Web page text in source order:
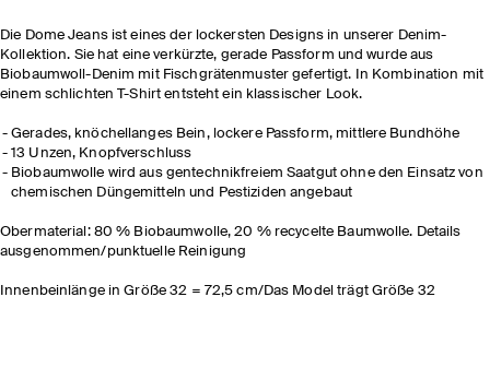
Die Dome Jeans ist eines der lockersten Designs in unserer Denim-
Kollektion. Sie hat eine verkürzte, gerade Passform und wurde aus
Biobaumwoll-Denim mit Fischgrätenmuster gefertigt. In Kombination mit
einem schlichten T-Shirt entsteht ein klassischer Look.
Gerades, knöchellanges Bein, lockere Passform, mittlere Bundhöhe
13 Unzen, Knopfverschluss
Biobaumwolle wird aus gentechnikfreiem Saatgut ohne den Einsatz von
chemischen Düngemitteln und Pestiziden angebaut
Obermaterial: 80 % Biobaumwolle, 20 % recycelte Baumwolle. Details
ausgenommen/punktuelle Reinigung
Innenbeinlänge in Größe 32 = 72,5 cm/Das Model trägt Größe 32